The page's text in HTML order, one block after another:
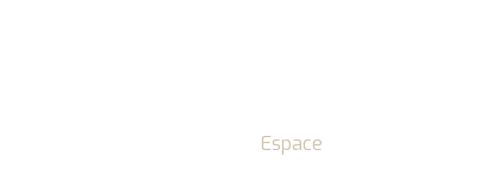
Espace